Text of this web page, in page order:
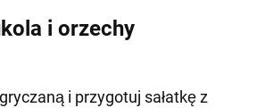
i orzechy
i przygotuj sałatkę z